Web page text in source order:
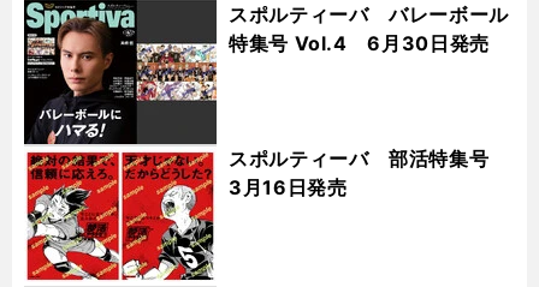
スポルティーバ バレーボール
特集号 Vol.4 6月30日発売
スポルティーバ 部活特集号
3月16日発売